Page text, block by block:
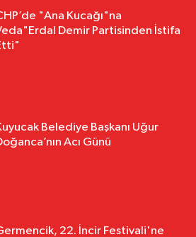
"Ana Kucağı"na
Demir Partisinden İstifa
Belediye Başkanı Uğur
Acı Günü
22. İncir Festivali'ne